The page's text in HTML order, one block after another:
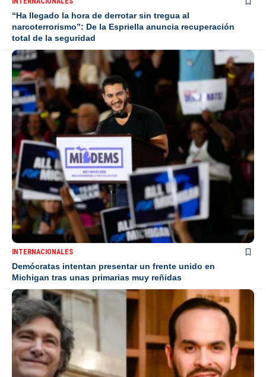
“Ha llegado la hora de derrotar sin tregua al
narcoterrorismo”: De la Espriella anuncia recuperación
total de la seguridad
INTERNACIONALES
Demócratas intentan presentar un frente unido en
Michigan tras unas primarias muy reñidas